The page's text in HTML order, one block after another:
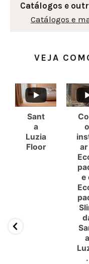
Catálogos e
Catálogos e
VEJA
Sant
a
Luzia
Floor
o
ar
e
a
.